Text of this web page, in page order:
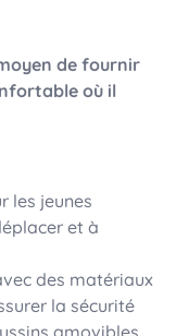
de fournir
où il
les jeunes
et à
des matériaux
la sécurité
amovibles,